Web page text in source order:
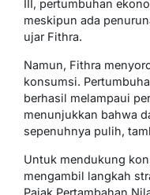
III, pertumbuhan
meskipun ada
ujar Fithra.
Namun, Fithra
konsumsi.
berhasil melampaui
menunjukkan bahwa
sepenuhnya pulih,
Untuk mendukung
mengambil langkah